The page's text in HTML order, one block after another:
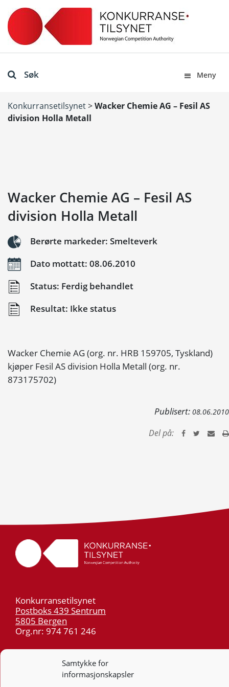
Samtykke for
informasjonskapsler
Søk Meny
Konkurransetilsynet>Wacker Chemie AG – Fesil AS
division Holla Metall
Wacker Chemie AG – Fesil AS
division Holla Metall
Berørte markeder: Smelteverk
Dato mottatt: 08.06.2010
Status: Ferdig behandlet
Resultat: Ikke status
Wacker Chemie AG (org. nr. HRB 159705, Tyskland)
kjøper Fesil AS division Holla Metall (org. nr.
873175702)
Publisert: 08.06.2010
Del på:
Konkurransetilsynet
Postboks 439 Sentrum
5805 Bergen
Org.nr: 974 761 246
55 59 75 00
post@kt.no